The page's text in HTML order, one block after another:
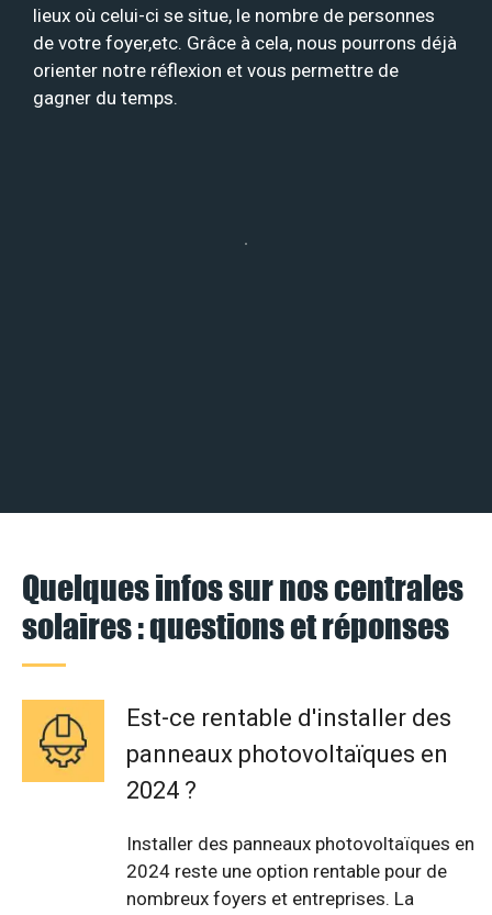
lieux où celui-ci se situe, le nombre de personnes
de votre foyer,etc. Grâce à cela, nous pourrons déjà
orienter notre réflexion et vous permettre de
gagner du temps.
Quelques infos sur nos centrales
solaires : questions et réponses
Est-ce rentable d'installer des
panneaux photovoltaïques en
2024 ?
Installer des panneaux photovoltaïques en
2024 reste une option rentable pour de
nombreux foyers et entreprises. La